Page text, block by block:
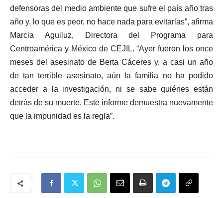
defensoras del medio ambiente que sufre el país año tras
año y, lo que es peor, no hace nada para evitarlas”, afirma
Marcia Aguiluz, Directora del Programa para
Centroamérica y México de CEJIL. “Ayer fueron los once
meses del asesinato de Berta Cáceres y, a casi un año
de tan terrible asesinato, aún la familia no ha podido
acceder a la investigación, ni se sabe quiénes están
detrás de su muerte. Este informe demuestra nuevamente
que la impunidad es la regla”.